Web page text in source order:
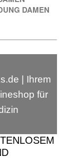
DAMEN
| Ihrem
für